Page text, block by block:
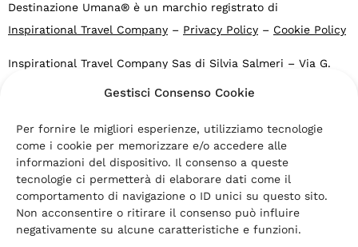
Gestisci Consenso Cookie
Per fornire le migliori esperienze, utilizziamo tecnologie
come i cookie per memorizzare e/o accedere alle
informazioni del dispositivo. Il consenso a queste
tecnologie ci permetterà di elaborare dati come il
comportamento di navigazione o ID unici su questo sito.
Non acconsentire o ritirare il consenso può influire
negativamente su alcune caratteristiche e funzioni.
Destinazione Umana® è un marchio registrato di
Inspirational Travel Company – Privacy Policy – Cookie Policy
Inspirational Travel Company Sas di Silvia Salmeri – Via G.
Agenzia di viaggi online Altronauti: PG 37535 del 2007.2015
Comune di Valsamoggia -Fondo di GaranziaViaggi Nobis
“Destinazione Umana” e “Turismo Ispirazionale” sono marchi
registrati di Inspirational Travel Company s.a.s.
“Destinazione Umana”, “Turismo Ispirazionale” e “Inspirational